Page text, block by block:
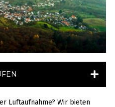
Luftaufnahme? Wir bieten